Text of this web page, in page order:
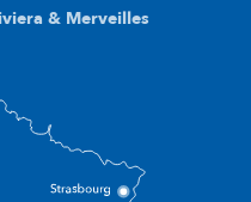
& Merveilles